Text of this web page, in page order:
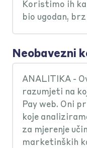
ponovno
Ako
KEKS Pay,
KEKS Pay
dostupni.
Koliko dugo
KEKS Pay
čuvamo
ti cijelo
Tko
podatke?
Koristimo ih
bio ugodan,
Neobavezni
ANALITIKA -
razumjeti na
Pay web. Oni
koje
za mjerenje
marketinških